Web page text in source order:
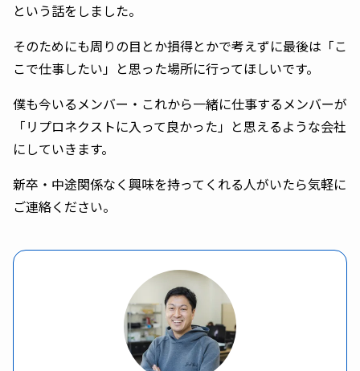
という話をしました。
そのためにも周りの目とか損得とかで考えずに最後は「こ
こで仕事したい」と思った場所に行ってほしいです。
僕も今いるメンバー・これから一緒に仕事するメンバーが
「リプロネクストに入って良かった」と思えるような会社
にしていきます。
新卒・中途関係なく興味を持ってくれる人がいたら気軽に
ご連絡ください。